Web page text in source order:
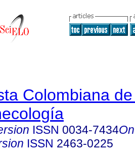
Colombiana
ISSN 0034-7434
ISSN 2463-0225